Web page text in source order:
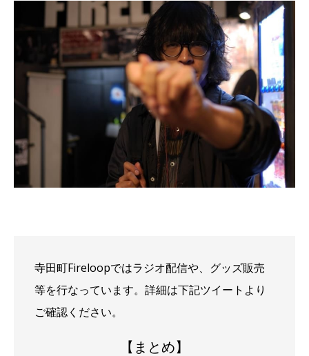
寺田町Fireloopではラジオ配信や、グッズ販売
等を行なっています。詳細は下記ツイートより
ご確認ください。
【まとめ】